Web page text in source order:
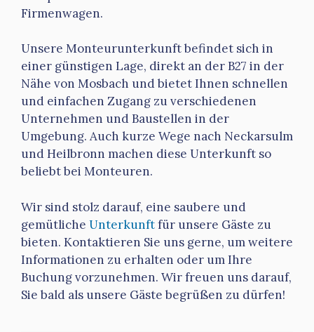
Firmenwagen.
Unsere Monteurunterkunft befindet sich in
einer günstigen Lage, direkt an der B27 in der
Nähe von Mosbach und bietet Ihnen schnellen
und einfachen Zugang zu verschiedenen
Unternehmen und Baustellen in der
Umgebung. Auch kurze Wege nach Neckarsulm
und Heilbronn machen diese Unterkunft so
beliebt bei Monteuren.
Wir sind stolz darauf, eine saubere und
gemütliche Unterkunftfür unsere Gäste zu
bieten. Kontaktieren Sie uns gerne, um weitere
Informationen zu erhalten oder um Ihre
Buchung vorzunehmen. Wir freuen uns darauf,
Sie bald als unsere Gäste begrüßen zu dürfen!